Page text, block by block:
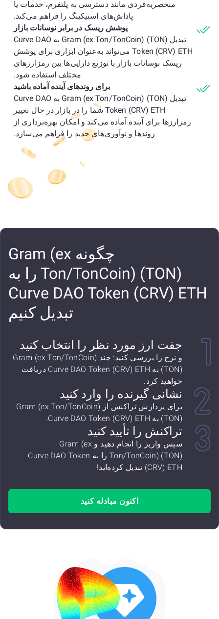
منحصربه‌فردی مانند دسترسی به پلتفرم، خدمات یا
پاداش‌های استیکینگ را فراهم می‌کند.
پوشش ریسک در برابر نوسانات بازار
تبدیل Gram (ex Ton/TonCoin) (TON) به Curve DAO
Token (CRV) ETH می‌تواند به‌عنوان ابزاری برای پوشش
ریسک نوسانات بازار با توزیع دارایی‌ها بین رمزارزهای
مختلف استفاده شود.
برای روندهای آینده آماده باشید
تبدیل Gram (ex Ton/TonCoin) (TON) به Curve DAO
Token (CRV) ETH شما را در بازار در حال تغییر
رمزارزها برای آینده آماده می‌کند و امکان بهره‌برداری از
روندها و نوآوری‌های جدید را فراهم می‌سازد.
چگونه Gram (ex
Ton/TonCoin) (TON) را به
Curve DAO Token (CRV) ETH
تبدیل کنیم
جفت ارز مورد نظر را انتخاب کنید
و نرخ را بررسی کنید: چند Gram (ex Ton/TonCoin)
(TON) به Curve DAO Token (CRV) ETH دریافت
خواهید کرد.
نشانی گیرنده را وارد کنید
برای پردازش تراکنش از Gram (ex Ton/TonCoin)
(TON) به Curve DAO Token (CRV) ETH.
تراکنش را تأیید کنید
سپس واریز را انجام دهید و Gram (ex
Ton/TonCoin) (TON) را به Curve DAO Token
(CRV) ETH تبدیل کرده‌اید!
اکنون مبادله کنید